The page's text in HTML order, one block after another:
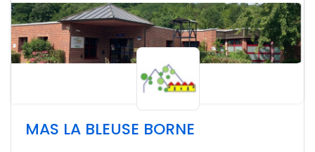
MAS LA BLEUSE BORNE